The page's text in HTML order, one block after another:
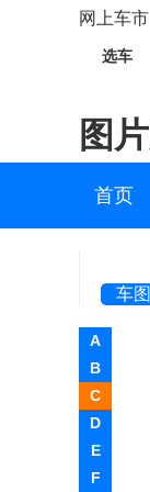
网上车市
选车
图
首页
车图
A
B
C
D
E
F